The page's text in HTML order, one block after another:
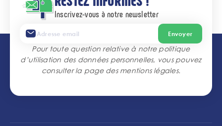
Inscrivez-vous à notre newsletter
Envoyer
Pour toute question relative à notre politique
d’utilisation des données personnelles, vous pouvez
consulter la page desmentions légales.